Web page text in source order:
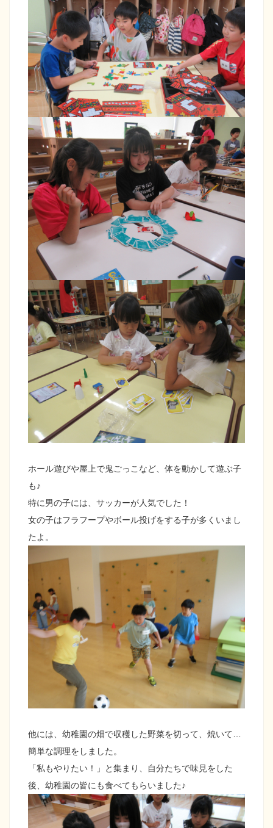
ホール遊びや屋上で鬼ごっこなど、体を動かして遊ぶ子
も♪
特に男の子には、サッカーが人気でした！
女の子はフラフープやボール投げをする子が多くいまし
たよ。
他には、幼稚園の畑で収穫した野菜を切って、焼いて…
簡単な調理をしました。
「私もやりたい！」と集まり、自分たちで味見をした
後、幼稚園の皆にも食べてもらいました♪